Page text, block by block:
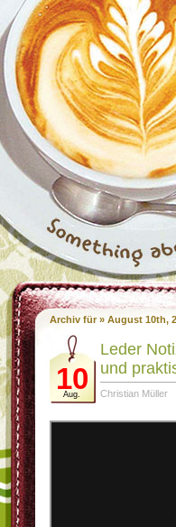
Archiv für » August 10th,
10
Aug.
Leder
und
Christian Müller